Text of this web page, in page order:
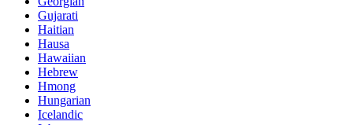
Gujarati
Haitian
Hausa
Hawaiian
Hebrew
Hmong
Hungarian
Icelandic